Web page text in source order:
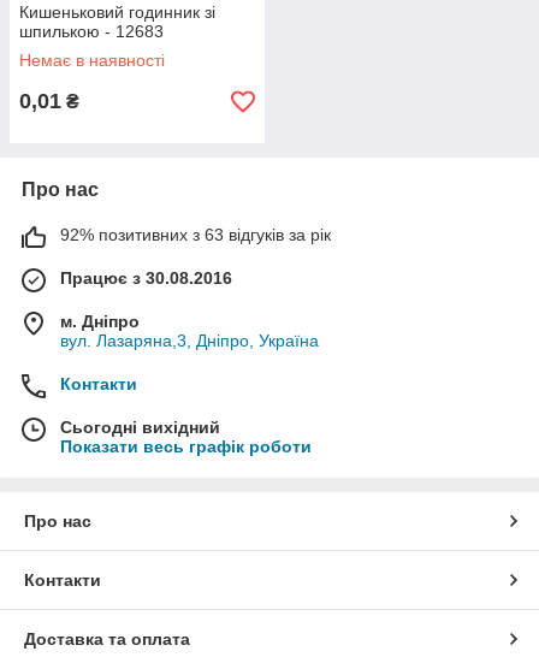
Кишеньковий годинник зі
шпилькою - 12683
Немає в наявності
0,01 ₴
Про нас
92% позитивних з 63 відгуків за рік
Працює з 30.08.2016
м. Дніпро
вул. Лазаряна,3, Дніпро, Україна
Контакти
Сьогодні вихідний
Показати весь графік роботи
Про нас
Контакти
Доставка та оплата